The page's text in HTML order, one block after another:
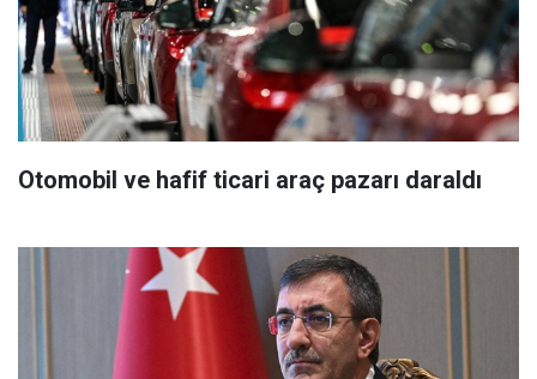
Otomobil ve hafif ticari araç pazarı daraldı